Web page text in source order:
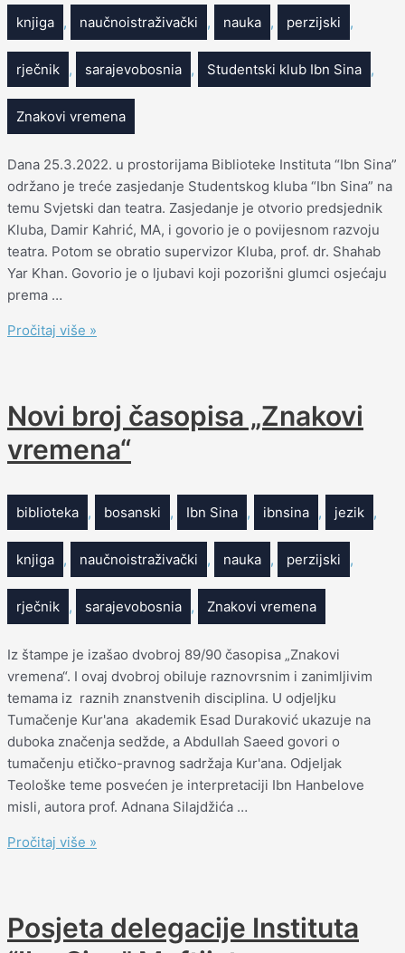
knjiga , naučnoistraživački , nauka , perzijski ,
rječnik , sarajevobosnia , Studentski klub Ibn Sina ,
Znakovi vremena
Dana 25.3.2022. u prostorijama Biblioteke Instituta “Ibn Sina”
održano je treće zasjedanje Studentskog kluba “Ibn Sina” na
temu Svjetski dan teatra. Zasjedanje je otvorio predsjednik
Kluba, Damir Kahrić, MA, i govorio je o povijesnom razvoju
teatra. Potom se obratio supervizor Kluba, prof. dr. Shahab
Yar Khan. Govorio je o ljubavi koji pozorišni glumci osjećaju
prema …
Pročitaj više »
Novi broj časopisa „Znakovi
vremena“
biblioteka , bosanski , Ibn Sina , ibnsina , jezik ,
knjiga , naučnoistraživački , nauka , perzijski ,
rječnik , sarajevobosnia , Znakovi vremena
Iz štampe je izašao dvobroj 89/90 časopisa „Znakovi
vremena“. I ovaj dvobroj obiluje raznovrsnim i zanimljivim
temama iz raznih znanstvenih disciplina. U odjeljku
Tumačenje Kur'ana akademik Esad Duraković ukazuje na
duboka značenja sedžde, a Abdullah Saeed govori o
tumačenju etičko-pravnog sadržaja Kur'ana. Odjeljak
Teološke teme posvećen je interpretaciji Ibn Hanbelove
misli, autora prof. Adnana Silajdžića …
Pročitaj više »
Posjeta delegacije Instituta